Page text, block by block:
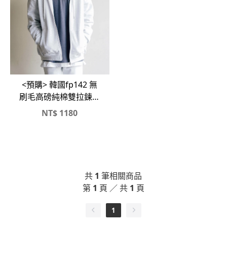
<預購> 韓國fp142 無
刷毛高磅純棉雙拉鍊連
帽外套
NT$ 1180
共 1 筆相關商品
第 1 頁 ／ 共 1 頁
1